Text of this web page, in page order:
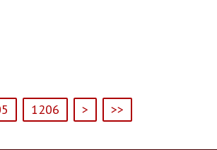
1206 > >>